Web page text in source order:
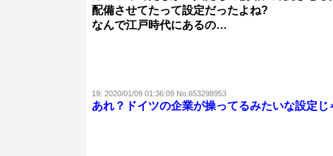
配備させてたって設定だったよね?
なんで江戸時代にあるの…
19: 2020/01/09 01:36:09 No.653298953
あれ？ドイツの企業が操ってるみたいな設定じ